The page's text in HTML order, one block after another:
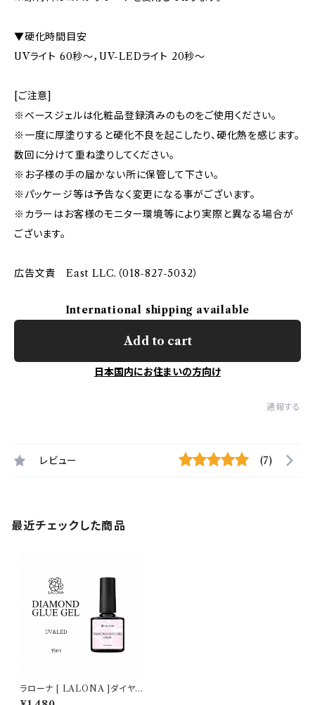
▼硬化時間目安
UVライト 60秒〜，UV-LEDライト 20秒〜
[ご注意]
※ベースジェルは化粧品登録済みのものをご使用ください。
※一度に厚塗りすると硬化不良を起こしたり、硬化熱を感じます。
数回に分けて重ね塗りしてください。
※お子様の手の届かない所に保管して下さい。
※パッケージ等は予告なく変更になる事がございます。
※カラーはお客様のモニター環境等により実際と異なる場合が
ございます。
広告文責 East LLC.（018-827-5032）
International shipping available
Add to cart
日本国内にお住まいの方向け
通報する
レビュー (7)
最近チェックした商品
ラローナ [ LALONA ]ダイヤモ
ンドグルージェルボトル ( 15ml